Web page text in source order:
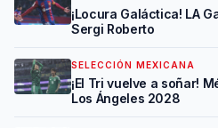
¡Locura Galáctica! LA
Sergi Roberto
SELECCIÓN MEXICANA
¡El Tri vuelve a soñar!
Los Ángeles 2028